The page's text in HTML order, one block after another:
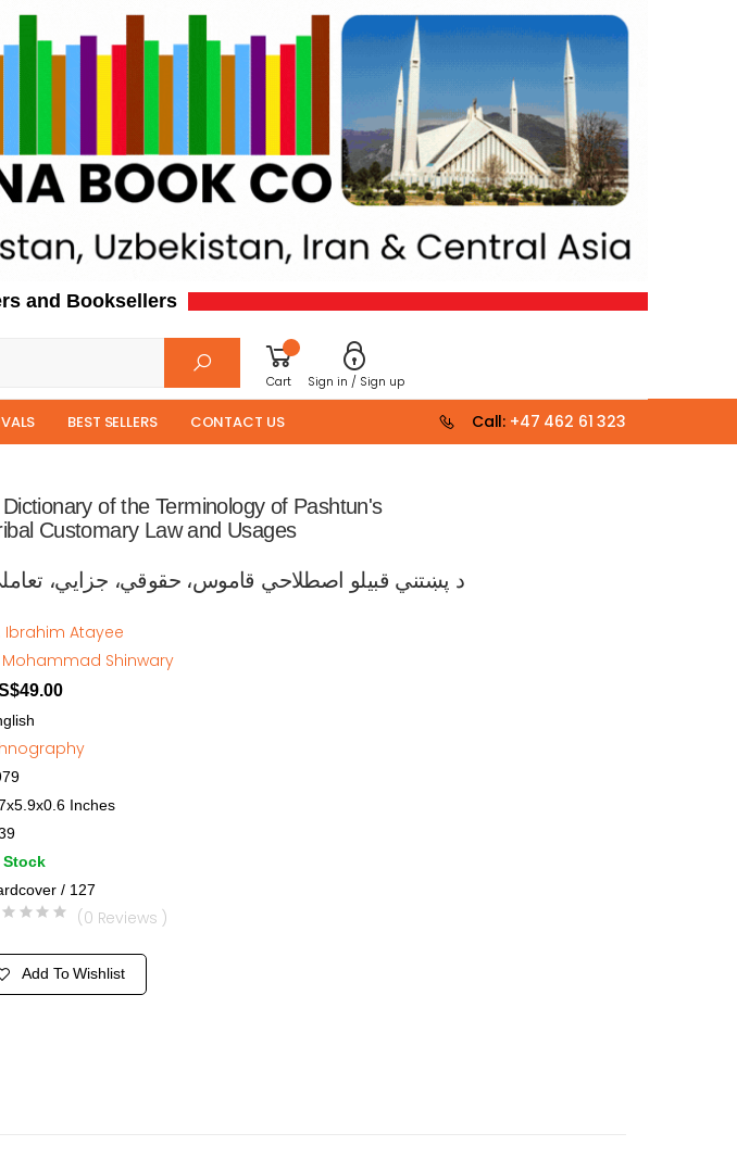
and Booksellers
Cart Sign in / Sign up
BEST SELLERS CONTACT US Call: +47 462 61 323
of the Terminology of Pashtun's
Customary Law and Usages
د پښتني قبیلو اصطلاحي قاموس، حقوقي، جزایي،
Ibrahim Atayee
Mohammad Shinwary
Inches
Stock
/ 127
(0 Reviews )
Add To Wishlist